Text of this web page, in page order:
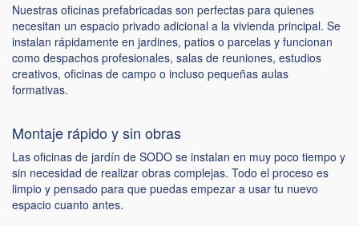
Nuestras oficinas prefabricadas son perfectas para quienes
necesitan un espacio privado adicional a la vivienda principal. Se
instalan rápidamente en jardines, patios o parcelas y funcionan
como despachos profesionales, salas de reuniones, estudios
creativos, oficinas de campo o incluso pequeñas aulas
formativas.
Montaje rápido y sin obras
Las oficinas de jardín de SODO se instalan en muy poco tiempo y
sin necesidad de realizar obras complejas. Todo el proceso es
limpio y pensado para que puedas empezar a usar tu nuevo
espacio cuanto antes.